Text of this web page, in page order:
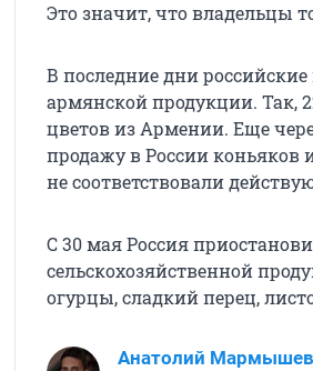
Это значит, что владельцы
В последние дни
армянской продукции. Так,
цветов из Армении. Еще
продажу в России коньяков
не соответствовали
С 30 мая Россия
сельскохозяйственной
огурцы, сладкий перец,
Анатолий Мармышев